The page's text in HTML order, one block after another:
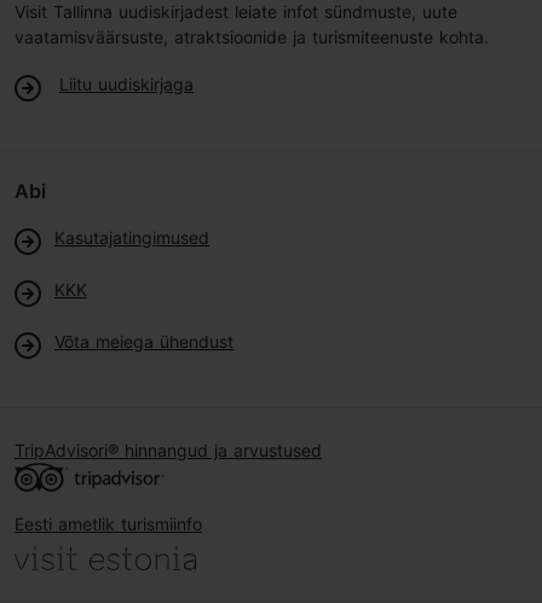
Visit Tallinna uudiskirjadest leiate infot sündmuste, uute
vaatamisväärsuste, atraktsioonide ja turismiteenuste kohta.
Liitu uudiskirjaga
Abi
Kasutajatingimused
KKK
Võta meiega ühendust
TripAdvisori® hinnangud ja arvustused
Eesti ametlik turismiinfo